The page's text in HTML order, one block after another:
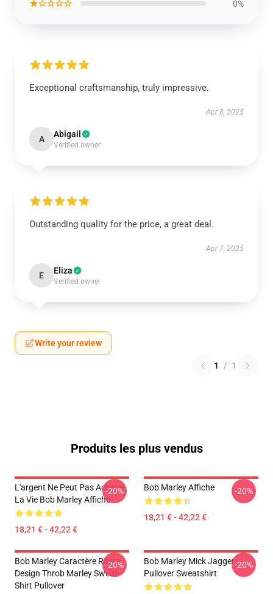
★☆☆☆☆ 0%
Exceptional craftsmanship, truly impressive.
Apr 8, 2025
A Abigail
Verified owner
Outstanding quality for the price, a great deal.
Apr 7, 2025
E Eliza
Verified owner
Write your review
1 / 1
Produits les plus vendus
L'argent Ne Peut Pas Acheter
La Vie Bob Marley Affiche
18,21 € - 42,22 €
-20% Bob Marley Affiche
18,21 € - 42,22 €
-20%
Bob Marley Caractère Rasta
Design Throb Marley Sweat-
Shirt Pullover
-20%
Bob Marley Mick Jagger
Pullover Sweatshirt
-20%